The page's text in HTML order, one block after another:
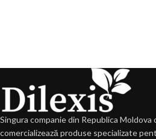
Singura companie din Republica
comercializează produse specializate